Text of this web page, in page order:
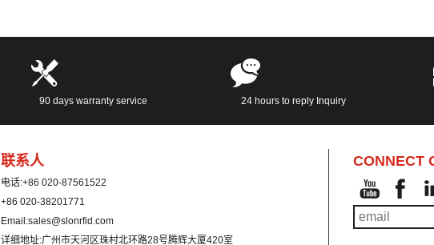
90 days warranty service 24 hours to reply Inquiry
联系人
电话:+86 020-87561522
+86 020-38201771
Email:sales@slonrfid.com
详细地址:广州市天河区珠村北环路28号腾辉大厦420室
CONNECT